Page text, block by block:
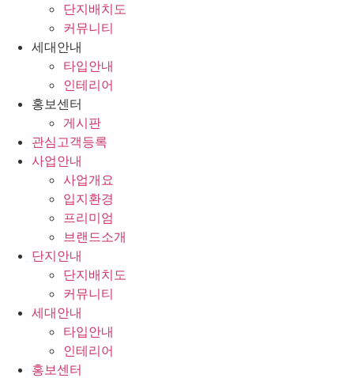
단지배치도
커뮤니티
세대안내
타입안내
인테리어
홍보센터
게시판
관심고객등록
사업안내
사업개요
입지환경
프리미엄
브랜드소개
단지안내
단지배치도
커뮤니티
세대안내
타입안내
인테리어
홍보센터